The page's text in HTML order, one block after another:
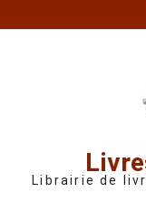
Librairie de